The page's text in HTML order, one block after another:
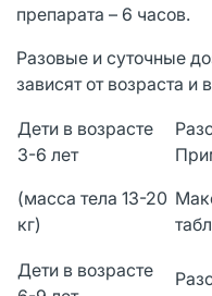
препарата – 6 часов.
Разовые и суточные
зависят от возраста и
Дети в возрасте
3-6 лет
(масса тела 13-20
кг)
Дети в возрасте